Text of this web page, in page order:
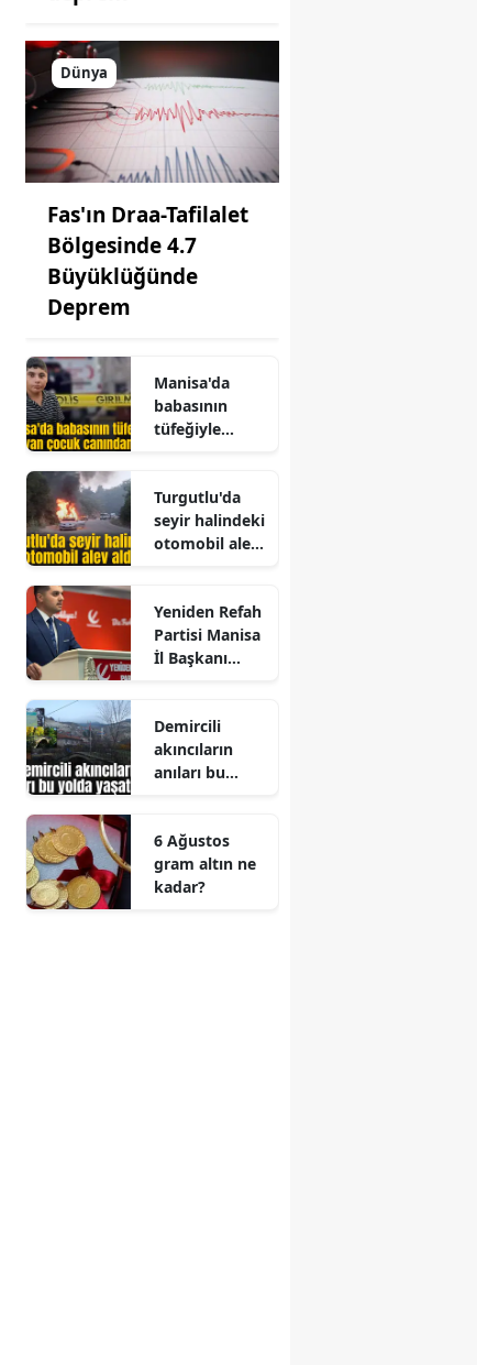
Dünya
Fas'ın Draa-Tafilalet
Bölgesinde 4.7
Büyüklüğünde
Deprem
Manisa'da
babasının
tüfeğiyle
canından oldu
Turgutlu'da
seyir halindeki
otomobil alev
Yeniden Refah
Partisi Manisa
İl Başkanı
Demircili
akıncıların
anıları bu
6 Ağustos
gram altın ne
kadar?